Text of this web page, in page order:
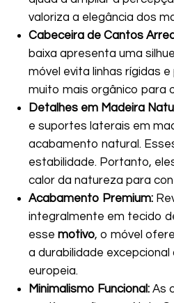
valoriza a elegância dos
Cabeceira de Cantos
baixa apresenta uma
móvel evita linhas rígidas e
muito mais orgânico para
Detalhes em Madeira
e suportes laterais em
acabamento natural.
estabilidade. Portanto,
calor da natureza para
Acabamento Premium:
integralmente em tecido
esse motivo, o móvel
a durabilidade
europeia.
Minimalismo Funcional: As